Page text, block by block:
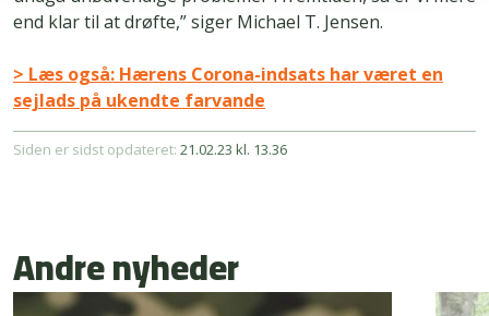
end klar til at drøfte,” siger Michael T. Jensen.
> Læs også: Hærens Corona-indsats har været en
sejlads på ukendte farvande
Siden er sidst opdateret: 21.02.23 kl. 13.36
Andre nyheder